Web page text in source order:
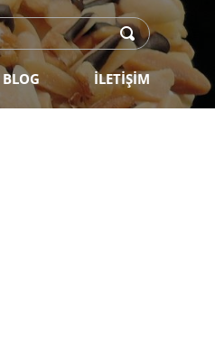
BLOG İLETİŞİM